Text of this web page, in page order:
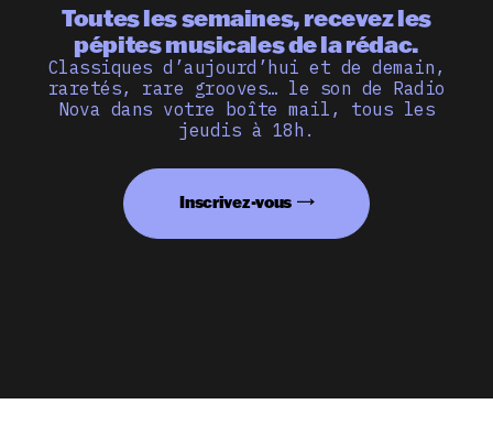
Toutes les semaines, recevez les
pépites musicales de la rédac.
Classiques d’aujourd’hui et de demain,
raretés, rare grooves… le son de Radio
Nova dans votre boîte mail, tous les
jeudis à 18h.
Inscrivez-vous